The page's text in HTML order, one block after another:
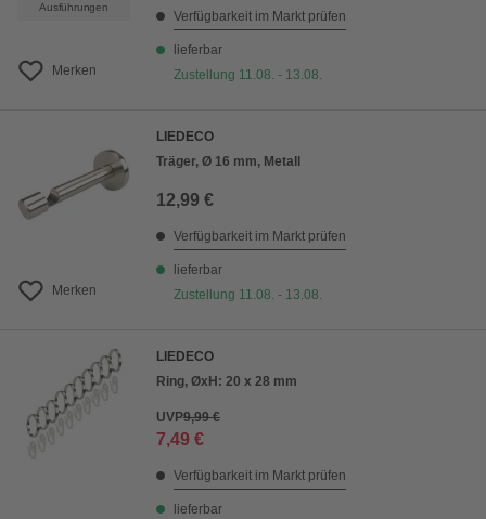
Ausführungen
Merken
Verfügbarkeit im Markt prüfen
lieferbar
Zustellung 11.08. - 13.08.
Merken
LIEDECO
Träger, Ø 16 mm, Metall
12,99 €
Verfügbarkeit im Markt prüfen
lieferbar
Zustellung 11.08. - 13.08.
LIEDECO
Ring, ØxH: 20 x 28 mm
UVP9,99 €
7,49 €
Verfügbarkeit im Markt prüfen
lieferbar